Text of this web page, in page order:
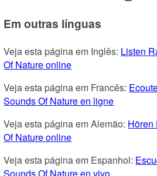
Em outras línguas
Veja esta página em Inglês: Listen
Of Nature online
Veja esta página em Francês:
Sounds Of Nature en ligne
Veja esta página em Alemão: Hören
Of Nature online
Veja esta página em Espanhol:
Sounds Of Nature en vivo